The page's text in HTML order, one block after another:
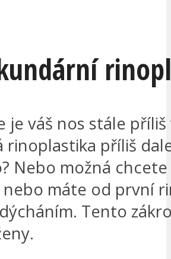
je váš nos stále příliš
rinoplastika příliš
Nebo možná
nebo máte od první
Tento